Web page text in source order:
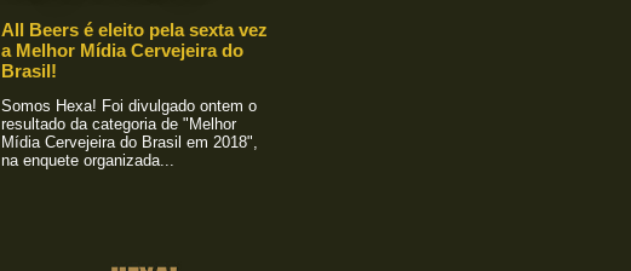
All Beers é eleito pela sexta vez
a Melhor Mídia Cervejeira do
Brasil!
Somos Hexa! Foi divulgado ontem o
resultado da categoria de "Melhor
Mídia Cervejeira do Brasil em 2018",
na enquete organizada...